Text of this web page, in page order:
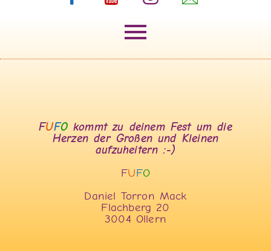
FUFOkommt zu deinem Fest um die
Herzen der Großen und Kleinen
aufzuheitern :-)
FUFO
Daniel Torron Mack
Flachberg 20
3004 Ollern